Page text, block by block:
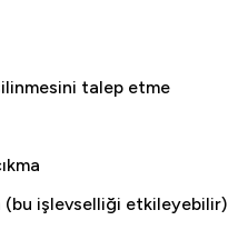
talep etme
(bu işlevselliği etkileyebilir)